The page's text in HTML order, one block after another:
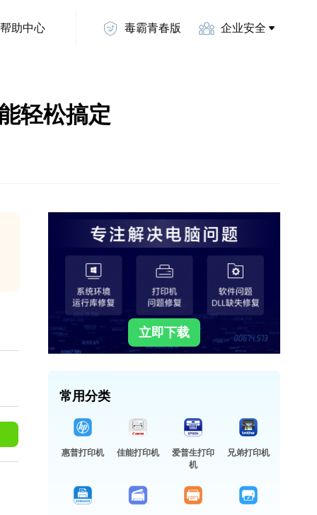
帮助中心 毒霸青春版 企业安全
轻松搞定
立即下载
常用分类
惠普打印机 佳能打印机
爱普生打印
机
兄弟打印机